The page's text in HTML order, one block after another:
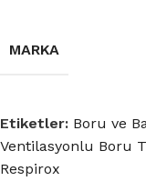
MARKA
Etiketler: Boru ve
Ventilasyonlu Boru
Respirox